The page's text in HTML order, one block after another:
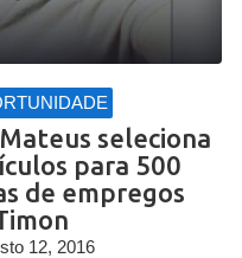
seleciona
para 500
de empregos
12, 2016